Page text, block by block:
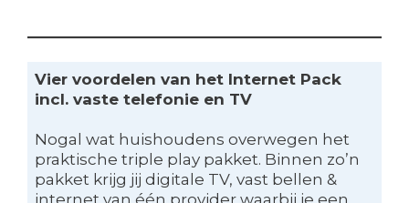
Vier voordelen van het Internet Pack
incl. vaste telefonie en TV
Nogal wat huishoudens overwegen het
praktische triple play pakket. Binnen zo’n
pakket krijg jij digitale TV, vast bellen &